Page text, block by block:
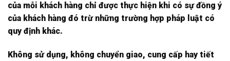
của mỗi khách hàng chỉ được thực hiện khi có sự đồng ý
của khách hàng đó trừ những trường hợp pháp luật có
quy định khác.
Không sử dụng, không chuyển giao, cung cấp hay tiết